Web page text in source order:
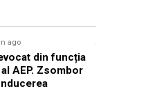
ago
din funcția
AEP. Zsombor